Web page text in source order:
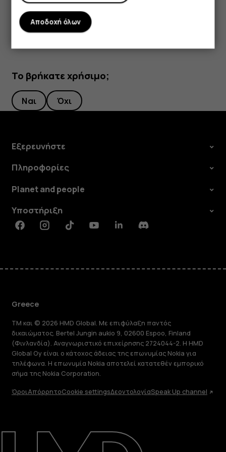
Επισκευή, επαναχρησιμοποίηση,
ανακύκλωση
Drive.
Το βρήκατε χρήσιμο;
Ναι Όχι
Εξερευνήστε
Πληροφορίες
Planet and people
Υποστήριξη
FacebookInstagramTiktokYoutubeLinkedinDiscord
Greece
TM και © 2026 HMD Global. Με επιφύλαξη παντός
δικαιώματος. Bertel Jungin aukio 9, 02600 Espoo, Finland
(Φινλανδία). Αναγνωριστικό επιχείρησης 2724044-2. Η HMD
Global Oy είναι ο κάτοχος άδειας της επωνυμίας Nokia για
τηλέφωνα. Η επωνυμία Nokia αποτελεί κατατεθέν εμπορικό
σήμα της Nokia Corporation.
ΌροιΑπόρρητοCookie settingsΔεοντολογίαSpeak Up channel
Αποδοχή όλων